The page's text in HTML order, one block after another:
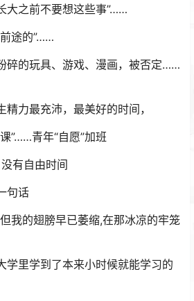
大之前不要想这些事”……
途的”……
碎的玩具、游戏、漫画，被否定……
力最充沛，最美好的时间，
”……青年“自愿”加班
有自由时间
句话
我的翅膀早已萎缩,在那冰凉的牢笼
学里学到了本来小时候就能学习的